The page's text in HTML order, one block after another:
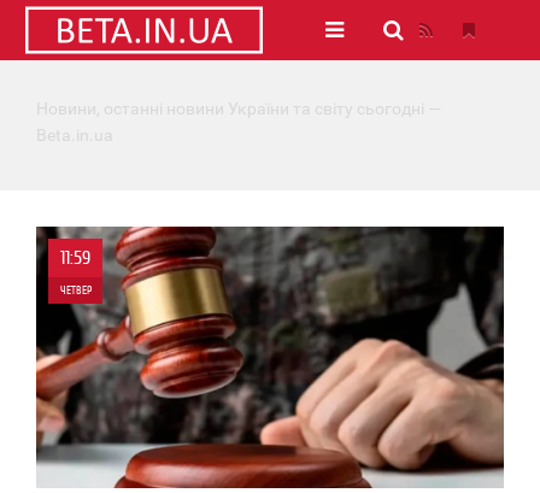
Новини, останні новини України та світу сьогодні —
Beta.in.ua
11:59
ЧЕТВЕР
0
375